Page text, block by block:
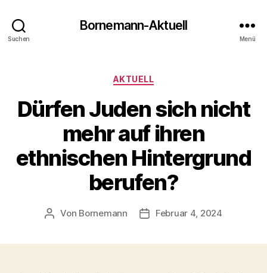
Suchen
Bornemann-Aktuell
Menü
Kategorien
AKTUELL
Dürfen Juden sich nicht
mehr auf ihren
ethnischen Hintergrund
berufen?
Beitragsautor
Von Bornemann Veröffentlichungsdatum
Februar 4, 2024